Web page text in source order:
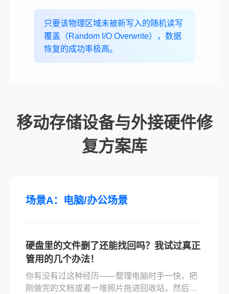
只要该物理区域未被新写入的随机读写
覆盖（Random I/O Overwrite），数据
恢复的成功率极高。
移动存储设备与外接硬件修
复方案库
场景A：电脑/办公场景
硬盘里的文件删了还能找回吗？我试过真正
管用的几个办法！
你有没有过这种经历——整理电脑时手一快，把
刚做完的文档或者一堆照片拖进回收站，然后习